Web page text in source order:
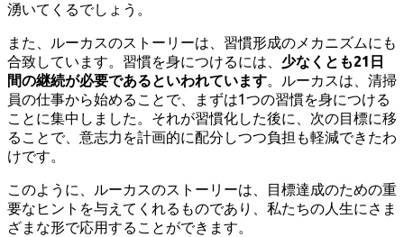
湧いてくるでしょう。
また、ルーカスのストーリーは、習慣形成のメカニズムにも
合致しています。習慣を身につけるには、 少なくとも21日
間の継続が必要であるといわれています。ルーカスは、清掃
員の仕事から始めることで、まずは1つの習慣を身につける
ことに集中しました。それが習慣化した後に、次の目標に移
ることで、意志力を計画的に配分しつつ負担も軽減できたわ
けです。
このように、ルーカスのストーリーは、目標達成のための重
要なヒントを与えてくれるものであり、私たちの人生にさま
ざまな形で応用することができます。